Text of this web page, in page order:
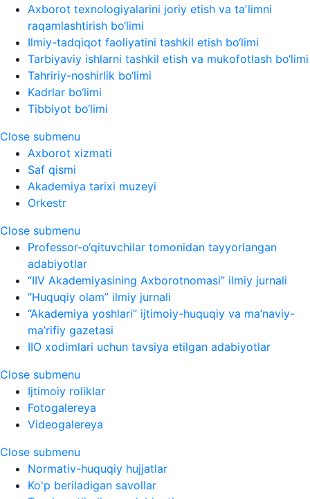
Axborot texnologiyalarini joriy etish va taʼlimni
raqamlashtirish bo‘limi
Ilmiy-tadqiqot faoliyatini tashkil etish bo‘limi
Tarbiyaviy ishlarni tashkil etish va mukofotlash bo‘limi
Tahririy-noshirlik bo‘limi
Kadrlar bo‘limi
Tibbiyot bo‘limi
Close submenu
Axborot xizmati
Saf qismi
Akademiya tarixi muzeyi
Orkestr
Close submenu
Professor-o‘qituvchilar tomonidan tayyorlangan
adabiyotlar
“IIV Akademiyasining Axborotnomasi” ilmiy jurnali
“Huquqiy olam” ilmiy jurnali
“Akademiya yoshlari” ijtimoiy-huquqiy va ma’naviy-
ma’rifiy gazetasi
IIO xodimlari uchun tavsiya etilgan adabiyotlar
Close submenu
Ijtimoiy roliklar
Fotogalereya
Videogalereya
Close submenu
Normativ-huquqiy hujjatlar
Ko'p beriladigan savollar